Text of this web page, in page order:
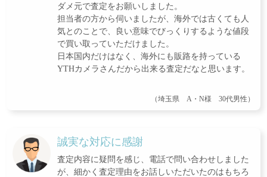
ダメ元で査定をお願いしました。
担当者の方から伺いましたが、海外では古くても人
気とのことで、良い意味でびっくりするような値段
で買い取っていただけました。
日本国内だけはなく、海外にも販路を持っている
YTHカメラさんだから出来る査定だなと思います。
（埼玉県 A・N様 30代男性）
誠実な対応に感謝
査定内容に疑問を感じ、電話で問い合わせしました
が、細かく査定理由をお話しいただいたのはもちろ